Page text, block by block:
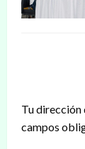
Tu dirección
campos